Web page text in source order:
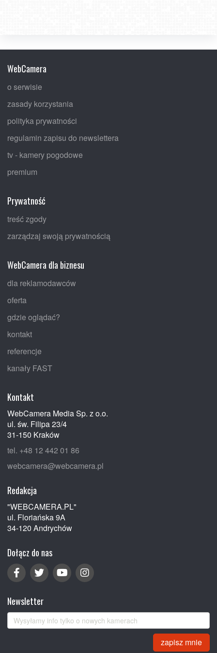
WebCamera
o serwisie
zasady korzystania
polityka prywatności
regulamin zapisu do newslettera
tv - kamery pogodowe
premium
Prywatność
treść zgody
zarządzaj swoją prywatnością
WebCamera dla biznesu
dla reklamodawców
oferta
gdzie oglądać?
kontakt
referencje
kanały FAST
Kontakt
WebCamera Media Sp. z o.o.
ul. św. Filipa 23/4
31-150 Kraków
tel. +48 12 442 01 86
webcamera@webcamera.pl
Redakcja
"WEBCAMERA.PL"
ul. Floriańska 9A
34-120 Andrychów
Dołącz do nas
Newsletter
zapisz mnie